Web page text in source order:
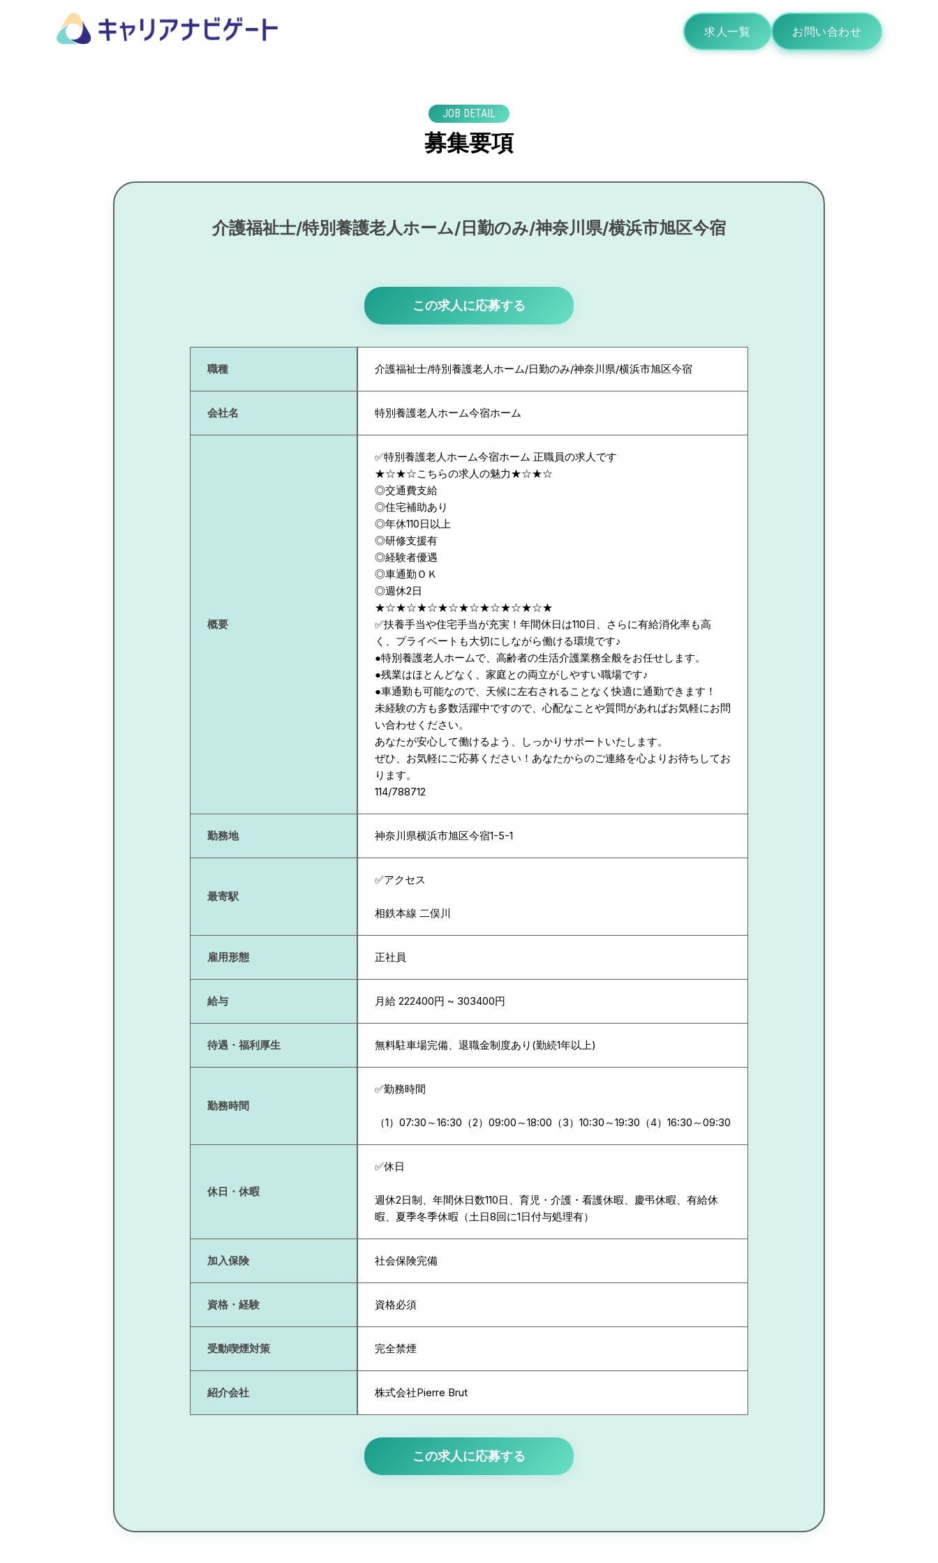
求人一覧 お問い合わせ
JOB DETAIL
募集要項
介護福祉士/特別養護老人ホーム/日勤のみ/神奈川県/横浜市旭区今宿
この求人に応募する
職種 介護福祉士/特別養護老人ホーム/日勤のみ/神奈川県/横浜市旭区今宿
会社名 特別養護老人ホーム今宿ホーム
概要
✅特別養護老人ホーム今宿ホーム 正職員の求人です
★☆★☆こちらの求人の魅力★☆★☆
◎交通費支給
◎住宅補助あり
◎年休110日以上
◎研修支援有
◎経験者優遇
◎車通勤ＯＫ
◎週休2日
★☆★☆★☆★☆★☆★☆★☆★☆★
✅扶養手当や住宅手当が充実！年間休日は110日、さらに有給消化率も高
く、プライベートも大切にしながら働ける環境です♪
●特別養護老人ホームで、高齢者の生活介護業務全般をお任せします。
●残業はほとんどなく、家庭との両立がしやすい職場です♪
●車通勤も可能なので、天候に左右されることなく快適に通勤できます！
未経験の方も多数活躍中ですので、心配なことや質問があればお気軽にお問
い合わせください。
あなたが安心して働けるよう、しっかりサポートいたします。
ぜひ、お気軽にご応募ください！あなたからのご連絡を心よりお待ちしてお
ります。
114/788712
勤務地 神奈川県横浜市旭区今宿1-5-1
最寄駅
✅アクセス
相鉄本線 二俣川
雇用形態 正社員
給与 月給 222400円 ~ 303400円
待遇・福利厚生 無料駐車場完備、退職金制度あり(勤続1年以上)
勤務時間
✅勤務時間
（1）07:30～16:30（2）09:00～18:00（3）10:30～19:30（4）16:30～09:30
休日・休暇
✅休日
週休2日制、年間休日数110日、育児・介護・看護休暇、慶弔休暇、有給休
暇、夏季冬季休暇（土日8回に1日付与処理有）
加入保険 社会保険完備
資格・経験 資格必須
受動喫煙対策 完全禁煙
紹介会社 株式会社Pierre Brut
この求人に応募する